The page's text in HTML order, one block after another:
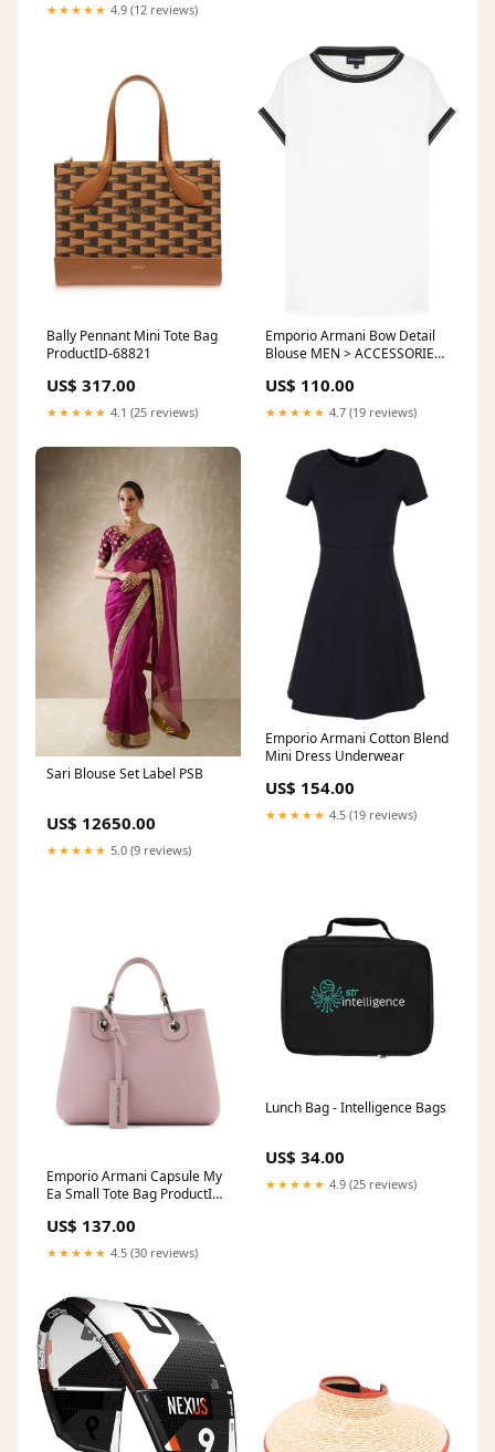
★★★★★ 4.9 (12 reviews)
Bally Pennant Mini Tote Bag
ProductID-68821
US$ 317.00
★★★★★ 4.1 (25 reviews)
Emporio Armani Bow Detail
Blouse MEN > ACCESSORIES
US$ 110.00
★★★★★ 4.7 (19 reviews)
Sari Blouse Set Label PSB
US$ 12650.00
★★★★★ 5.0 (9 reviews)
Emporio Armani Cotton Blend
Mini Dress Underwear
US$ 154.00
★★★★★ 4.5 (19 reviews)
Emporio Armani Capsule My
Ea Small Tote Bag ProductID-
US$ 137.00
★★★★★ 4.5 (30 reviews)
Lunch Bag - Intelligence Bags
US$ 34.00
★★★★★ 4.9 (25 reviews)